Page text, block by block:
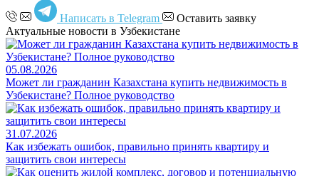
Написать в Telegram
Оставить заявку
Актуальные новости в Узбекистане
05.08.2026
Может ли гражданин Казахстана купить недвижимость в
Узбекистане? Полное руководство
31.07.2026
Как избежать ошибок, правильно принять квартиру и
защитить свои интересы